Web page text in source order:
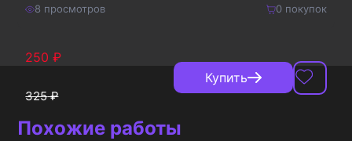
8 просмотров 0покупок
250 ₽
325₽
Купить
Похожие работы